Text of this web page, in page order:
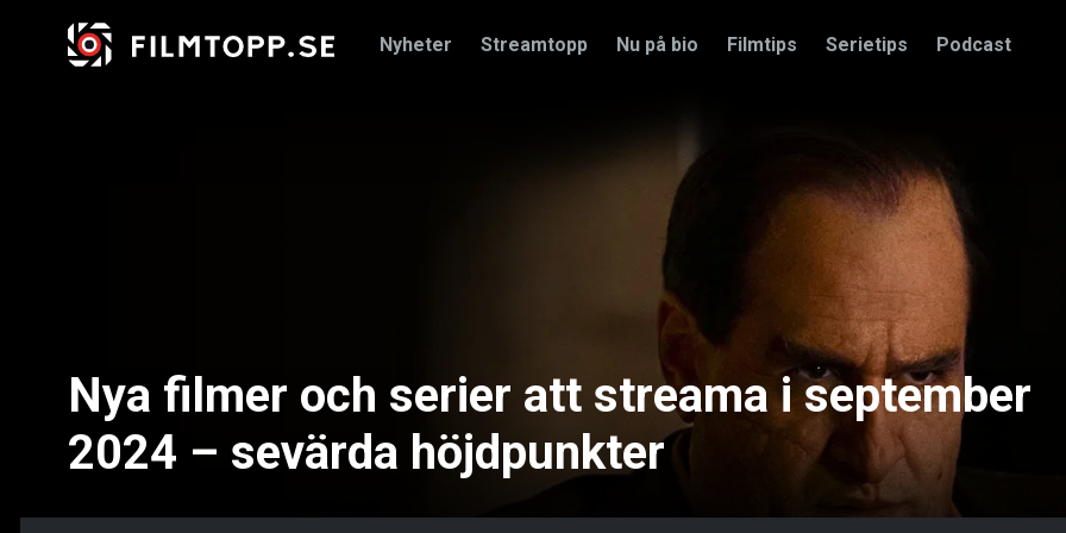
Nyheter Streamtopp Nu på bio Filmtips Serietips Podcast
Nya filmer och serier att streama i september
2024 – sevärda höjdpunkter